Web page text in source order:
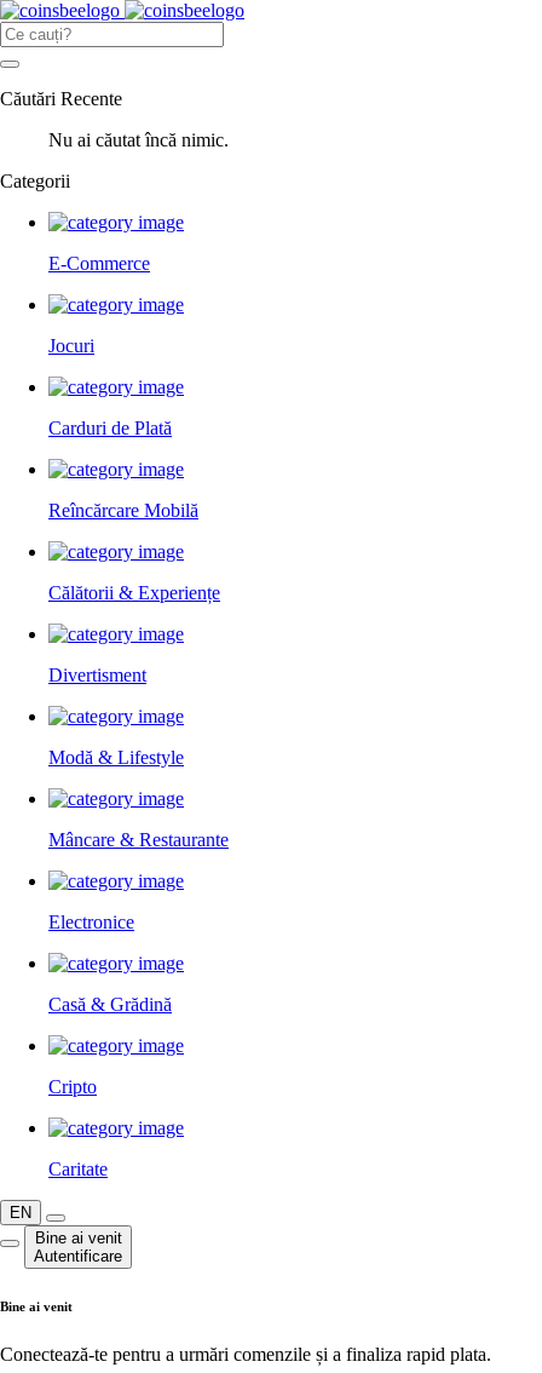
Căutări Recente
Nu ai căutat încă nimic.
Categorii
E-Commerce
Jocuri
Carduri de Plată
Reîncărcare Mobilă
Călătorii & Experiențe
Divertisment
Modă & Lifestyle
Mâncare & Restaurante
Electronice
Casă & Grădină
Cripto
Caritate
EN
Bine ai venit
Autentificare
Bine ai venit
Conectează-te pentru a urmări comenzile și a finaliza rapid plata.